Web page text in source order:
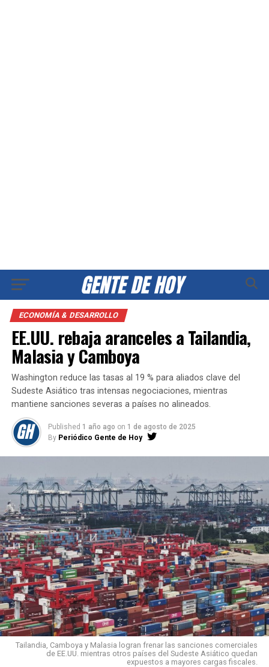
ECONOMÍA & DESARROLLO
EE.UU. rebaja aranceles a Tailandia,
Malasia y Camboya
Washington reduce las tasas al 19 % para aliados clave del
Sudeste Asiático tras intensas negociaciones, mientras
mantiene sanciones severas a países no alineados.
Published 1 año ago on 1 de agosto de 2025
By Periódico Gente de Hoy
Tailandia, Camboya y Malasia logran frenar las sanciones comerciales
de EE.UU. mientras otros países del Sudeste Asiático quedan
expuestos a mayores cargas fiscales.